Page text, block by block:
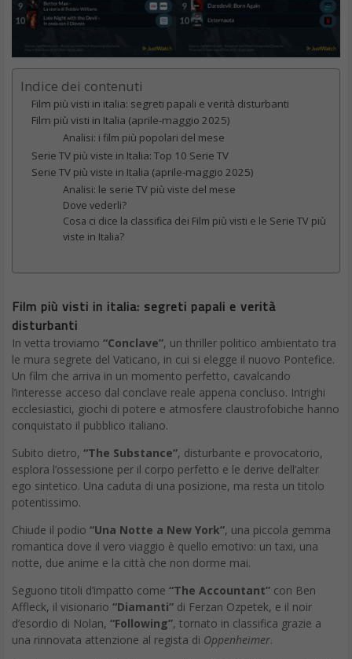
Indice dei contenuti
Film più visti in italia: segreti papali e verità disturbanti
Film più visti in Italia (aprile-maggio 2025)
Analisi: i film più popolari del mese
Serie TV più viste in Italia: Top 10 Serie TV
Serie TV più viste in Italia (aprile-maggio 2025)
Analisi: le serie TV più viste del mese
Dove vederli?
Cosa ci dice la classifica dei Film più visti e le Serie TV più
viste in Italia?
Film più visti in italia: segreti papali e verità
disturbanti
In vetta troviamo “Conclave”, un thriller politico ambientato tra
le mura segrete del Vaticano, in cui si elegge il nuovo Pontefice.
Un film che arriva in un momento perfetto, cavalcando
l’interesse acceso dal conclave reale appena concluso. Intrighi
ecclesiastici, giochi di potere e atmosfere claustrofobiche hanno
conquistato il pubblico italiano.
Subito dietro, “The Substance”, disturbante e provocatorio,
esplora l’ossessione per il corpo perfetto e le derive dell’alter
ego sintetico. Una caduta di una posizione, ma resta un titolo
potentissimo.
Chiude il podio “Una Notte a New York”, una piccola gemma
romantica dove il vero viaggio è quello emotivo: un taxi, una
notte, due anime e la città che non dorme mai.
Seguono titoli d’impatto come “The Accountant” con Ben
Affleck, il visionario “Diamanti” di Ferzan Ozpetek, e il noir
d’esordio di Nolan, “Following”, tornato in classifica grazie a
una rinnovata attenzione al regista di Oppenheimer.